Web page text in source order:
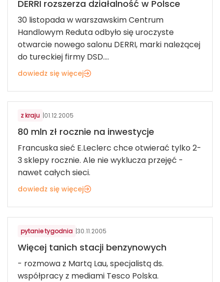
DERRI rozszerza działalność w Polsce
30 listopada w warszawskim Centrum
Handlowym Reduta odbyło się uroczyste
otwarcie nowego salonu DERRI, marki należącej
do tureckiej firmy DSD....
dowiedz się więcej
ART. SPOŻYWCZE I FMCG
z kraju |01.12.2005
80 mln zł rocznie na inwestycje
Francuska sieć E.Leclerc chce otwierać tylko 2-
3 sklepy rocznie. Ale nie wyklucza przejęć -
nawet całych sieci.
dowiedz się więcej
ART. MOTORYZACYJNE I ROLNICZE
pytanie tygodnia |30.11.2005
Więcej tanich stacji benzynowych
- rozmowa z Martą Lau, specjalistą ds.
współpracy z mediami Tesco Polska.